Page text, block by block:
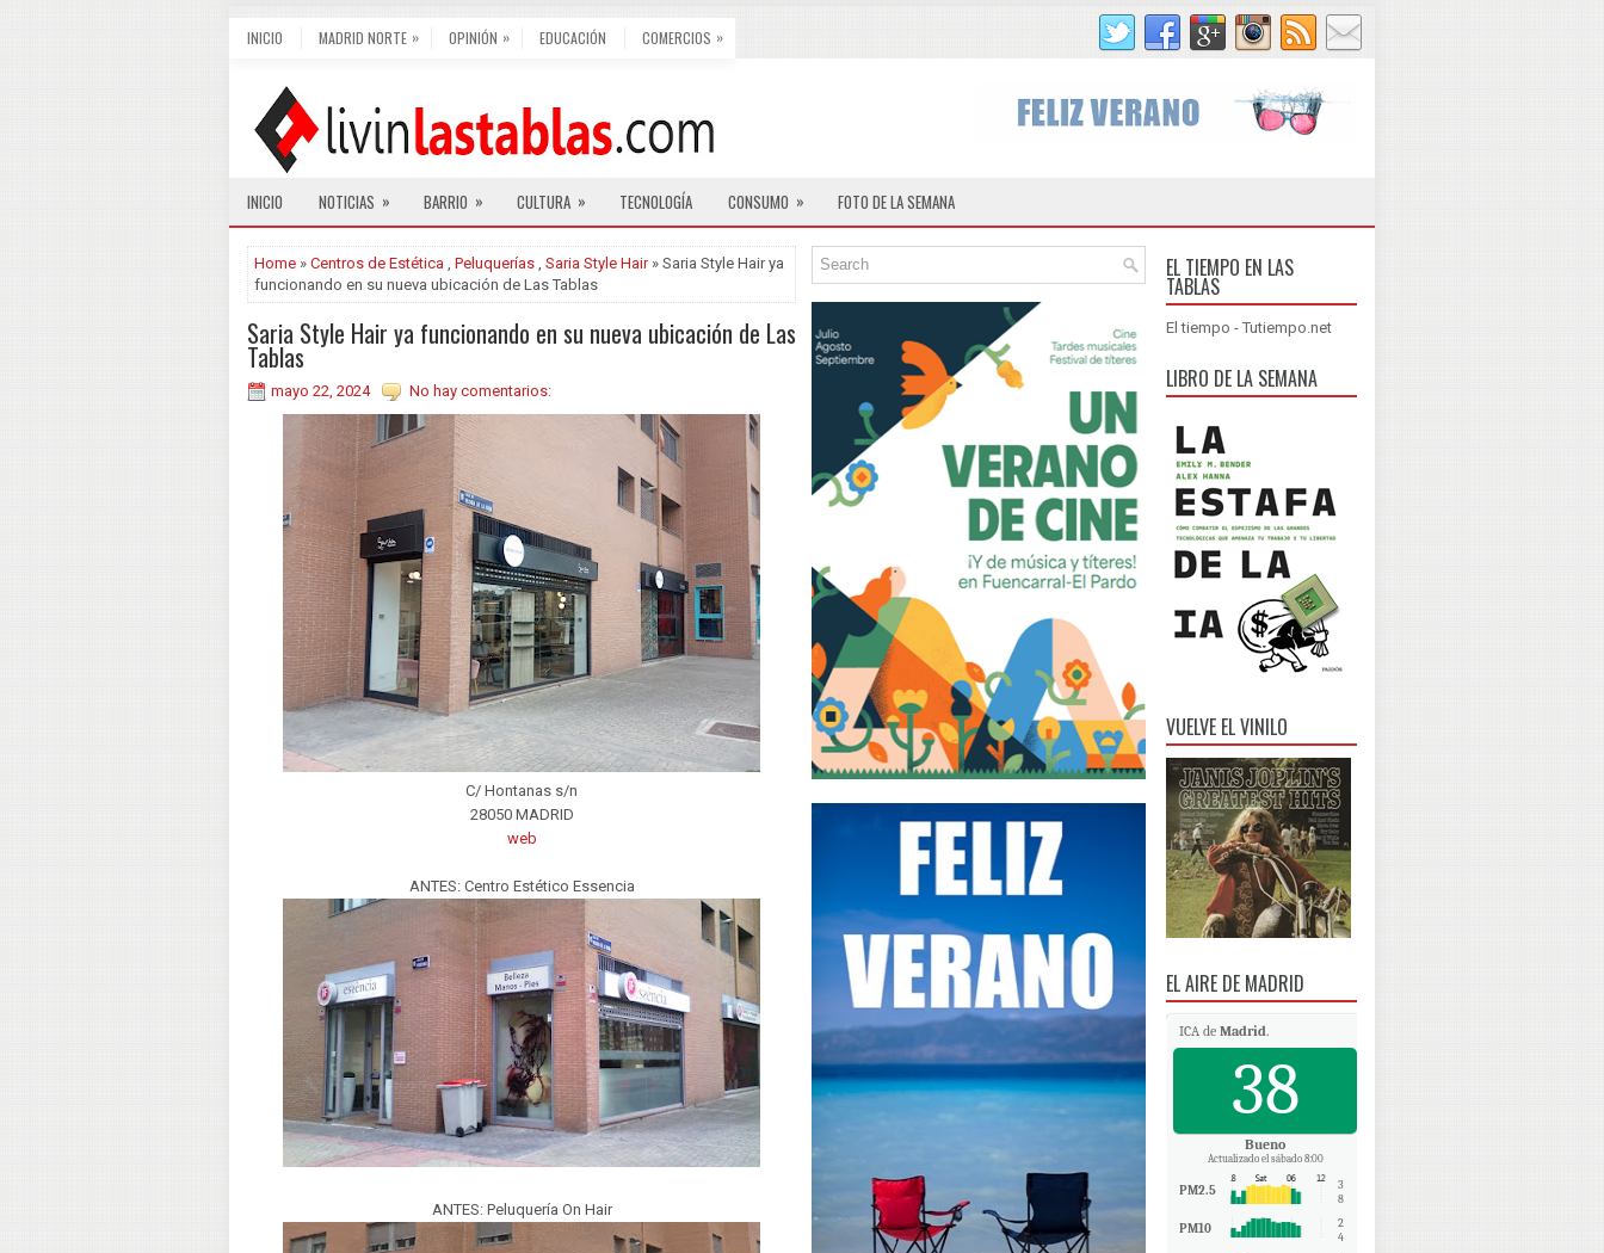
INICIO MADRID NORTE » OPINIÓN » EDUCACIÓN COMERCIOS »
INICIO NOTICIAS » BARRIO » CULTURA » TECNOLOGÍA CONSUMO » FOTO DE LA SEMANA
Home » Centros de Estética , Peluquerías , Saria Style Hair» Saria Style Hair ya
funcionando en su nueva ubicación de Las Tablas
Saria Style Hair ya funcionando en su nueva ubicación de Las
Tablas
mayo 22, 2024 No hay comentarios:
C/ Hontanas s/n
28050 MADRID
web
ANTES: Centro Estético Essencia
ANTES: Peluquería On Hair
EL TIEMPO EN LAS
TABLAS
El tiempo - Tutiempo.net
LIBRO DE LA SEMANA
VUELVE EL VINILO
EL AIRE DE MADRID
ICA de Madrid.
38
Bueno
Actualizado el sábado 8:00
PM2.5
3
8
PM10
2
4